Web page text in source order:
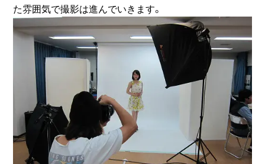
た雰囲気で撮影は進んでいきます。